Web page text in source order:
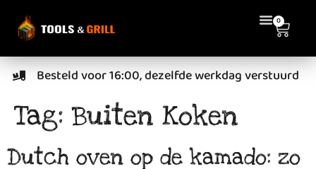
inhoud
0
Besteld voor 16:00, dezelfde werkdag verstuurd
Tag:Buiten Koken
Dutch oven op de kamado: zo